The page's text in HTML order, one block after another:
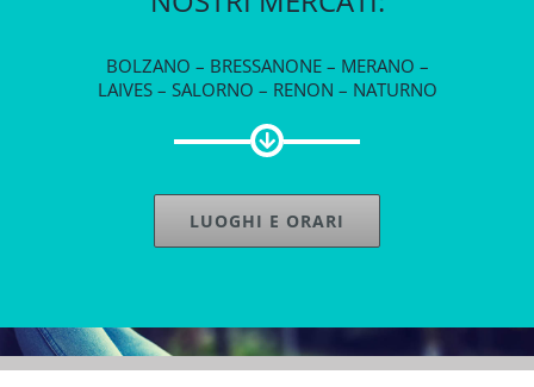
BOLZANO – BRESSANONE – MERANO –
LAIVES – SALORNO – RENON – NATURNO
LUOGHI E ORARI